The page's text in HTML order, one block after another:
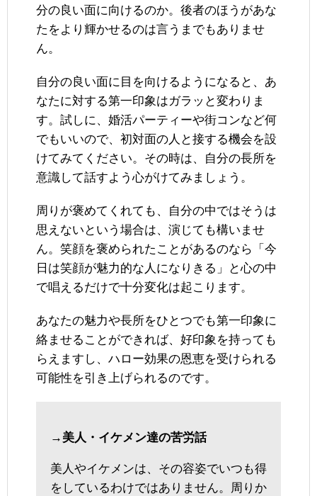
分の良い面に向けるのか。後者のほうがあな
たをより輝かせるのは言うまでもありませ
ん。
自分の良い面に目を向けるようになると、あ
なたに対する第一印象はガラッと変わりま
す。試しに、婚活パーティーや街コンなど何
でもいいので、初対面の人と接する機会を設
けてみてください。その時は、自分の長所を
意識して話すよう心がけてみましょう。
周りが褒めてくれても、自分の中ではそうは
思えないという場合は、演じても構いませ
ん。笑顔を褒められたことがあるのなら「今
日は笑顔が魅力的な人になりきる」と心の中
で唱えるだけで十分変化は起こります。
あなたの魅力や長所をひとつでも第一印象に
絡ませることができれば、好印象を持っても
らえますし、ハロー効果の恩恵を受けられる
可能性を引き上げられるのです。
→美人・イケメン達の苦労話
美人やイケメンは、その容姿でいつも得
をしているわけではありません。周りか